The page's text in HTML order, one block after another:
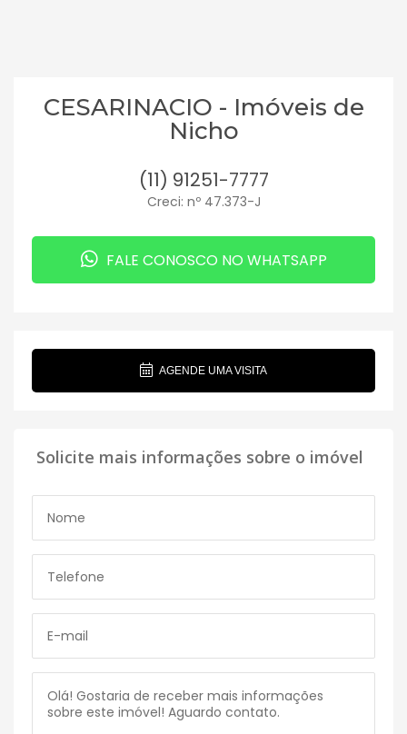
CESARINACIO - Imóveis de
Nicho
(11) 91251-7777
Creci: nº 47.373-J
FALE CONOSCO NO WHATSAPP
AGENDE UMA VISITA
Solicite mais informações sobre o imóvel